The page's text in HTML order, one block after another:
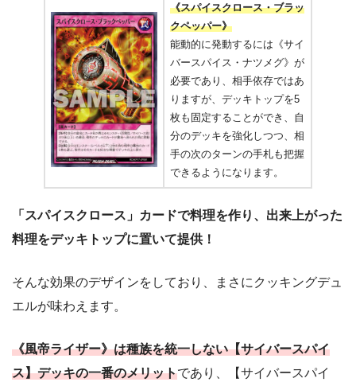
《スパイスクロース・ブラッ
クペッパー》
能動的に発動するには《サイ
バースパイス・ナツメグ》が
必要であり、相手依存ではあ
りますが、デッキトップを5
枚も固定することができ、自
分のデッキを強化しつつ、相
手の次のターンの手札も把握
できるようになります。
「スパイスクロース」カードで料理を作り、出来上がった
料理をデッキトップに置いて提供！
そんな効果のデザインをしており、まさにクッキングデュ
エルが味わえます。
《風帝ライザー》は種族を統一しない【サイバースパイ
ス】デッキの一番のメリットであり、【サイバースパイ